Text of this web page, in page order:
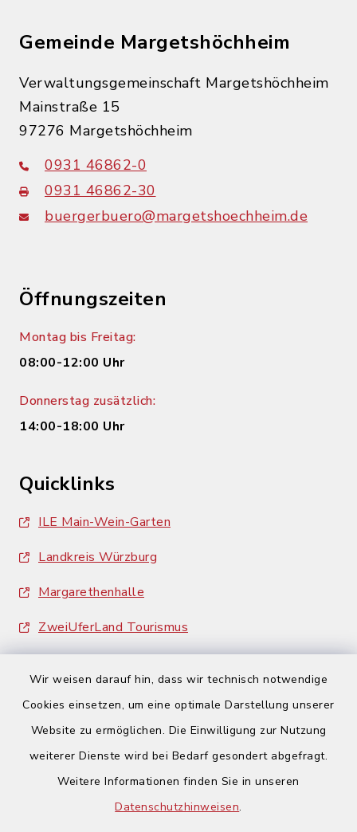
Wir weisen darauf hin, dass wir technisch notwendige
Cookies einsetzen, um eine optimale Darstellung unserer
Website zu ermöglichen. Die Einwilligung zur Nutzung
weiterer Dienste wird bei Bedarf gesondert abgefragt.
Weitere Informationen finden Sie in unseren
Datenschutzhinweisen.
Gemeinde Margetshöchheim
Verwaltungsgemeinschaft Margetshöchheim
Mainstraße 15
97276 Margetshöchheim
0931 46862-0
0931 46862-30
buergerbuero@margetshoechheim.de
Öffnungszeiten
Montag bis Freitag:
08:00-12:00 Uhr
Donnerstag zusätzlich:
14:00-18:00 Uhr
Quicklinks
ILE Main-Wein-Garten
Landkreis Würzburg
Margarethenhalle
ZweiUferLand Tourismus
Barrierefreiheit